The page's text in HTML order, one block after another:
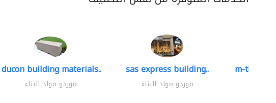
ducon building materials..
موردو مواد البناء
sas express building..
موردو مواد البناء
m-three